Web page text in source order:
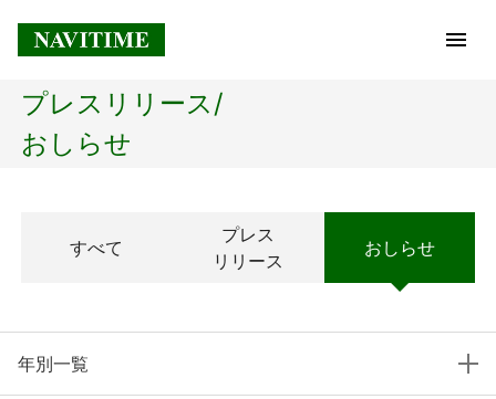
トップページ
経営理念
プレスリリース/
おしらせ
すべて
プレス
リリース
おしらせ
年別一覧